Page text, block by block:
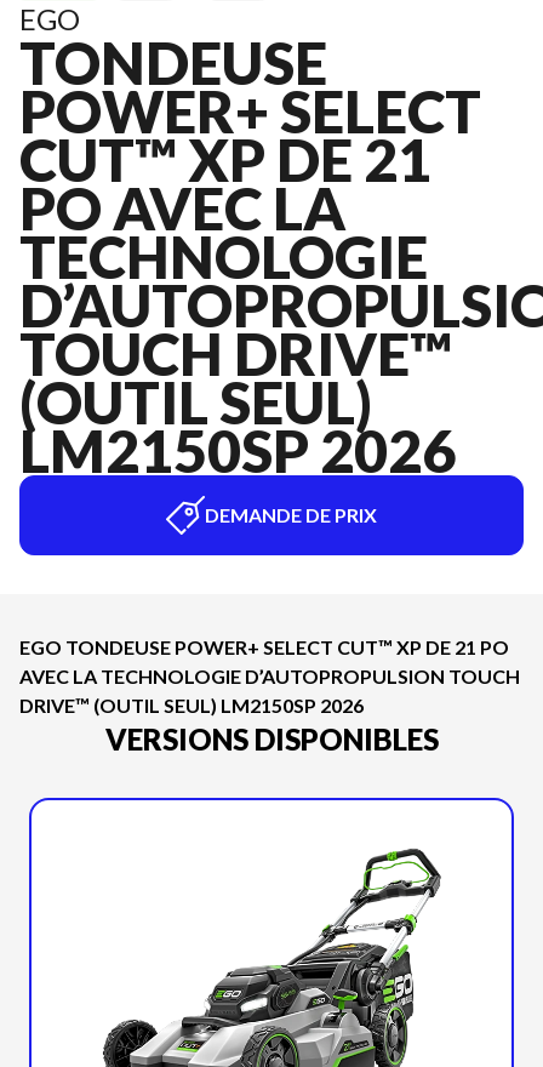
EGO
TONDEUSE
POWER+ SELECT
CUT™ XP DE 21
PO AVEC LA
TECHNOLOGIE
TOUCH DRIVE™
(OUTIL SEUL)
LM2150SP 2026
DEMANDE DE PRIX
EGO TONDEUSE POWER+ SELECT CUT™ XP DE 21 PO
AVEC LA TECHNOLOGIE D’AUTOPROPULSION TOUCH
DRIVE™ (OUTIL SEUL) LM2150SP 2026
VERSIONS DISPONIBLES